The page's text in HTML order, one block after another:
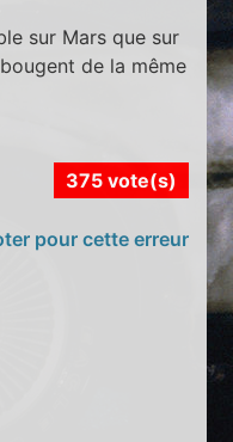
sur Mars que sur
de la même
375 vote(s)
pour cette erreur